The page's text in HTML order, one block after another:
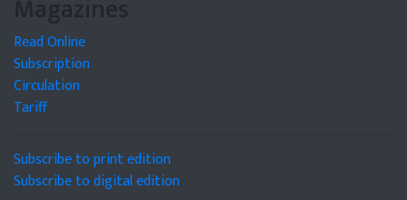
Magazines
Read Online
Subscription
Circulation
Tariff
Subscribe to print edition
Subscribe to digital edition